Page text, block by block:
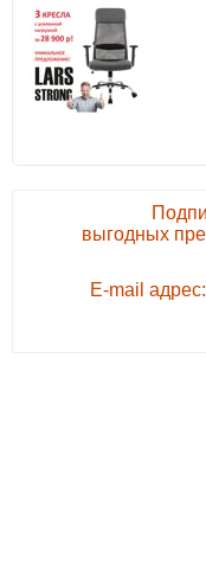
выгодных
E-mail